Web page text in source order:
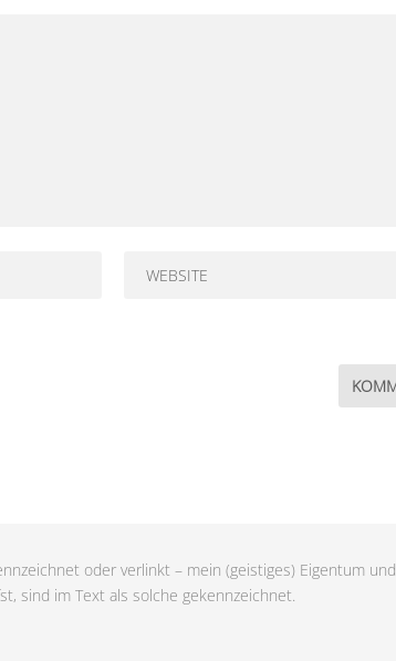
oder verlinkt – mein (geistiges) Eigentum und
sind im Text als solche gekennzeichnet.